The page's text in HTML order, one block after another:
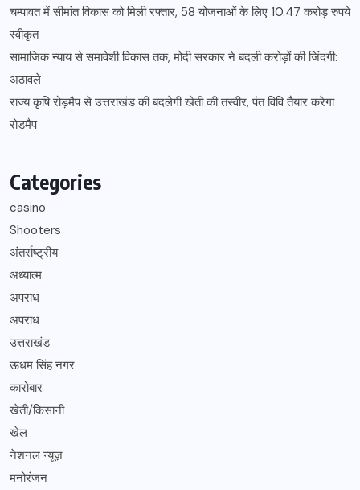
चम्पावत में सीमांत विकास को मिली रफ्तार, 58 योजनाओं के लिए 10.47 करोड़ रुपये
स्वीकृत
सामाजिक न्याय से समावेशी विकास तक, मोदी सरकार ने बदली करोड़ों की जिंदगी:
अठावले
राज्य कृषि रोड़मैप से उत्तराखंड की बदलेगी खेती की तस्वीर, पंत विवि तैयार करेगा
रोडमैप
Categories
casino
Shooters
अंतर्राष्ट्रीय
अध्यात्म
अपराध
अपराध
उत्तराखंड
ऊधम सिंह नगर
कारोबार
खेती/किसानी
खेल
नेशनल न्यूज़
मनोरंजन